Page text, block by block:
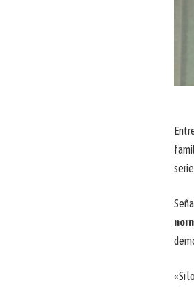
«Si